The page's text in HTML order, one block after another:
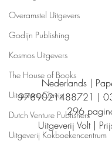
Overamstel Uitgevers
Godijn Publishing
Kosmos Uitgevers
The House of Books
Uitgeverij Clavis
Dutch Venture Publishers
Uitgeverij Kokboekencentrum
Nederlands |
9789021488721 |
296
Uitgeverij Volt |